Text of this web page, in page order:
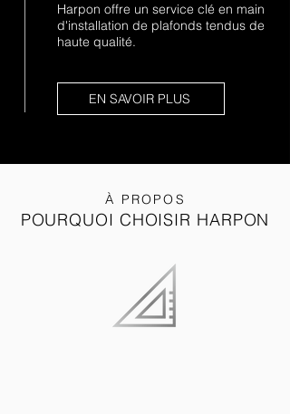
Harpon offre un service clé en main
d'installation de plafonds tendus de
haute qualité.
EN SAVOIR PLUS
À PROPOS
POURQUOI CHOISIR HARPON